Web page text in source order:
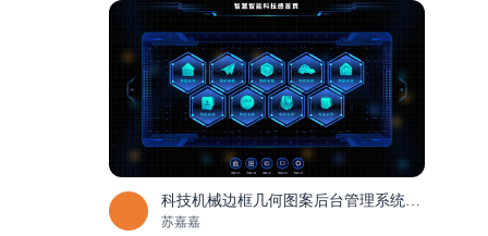
科技机械边框几何图案后台管理系统UI首页
苏嘉嘉